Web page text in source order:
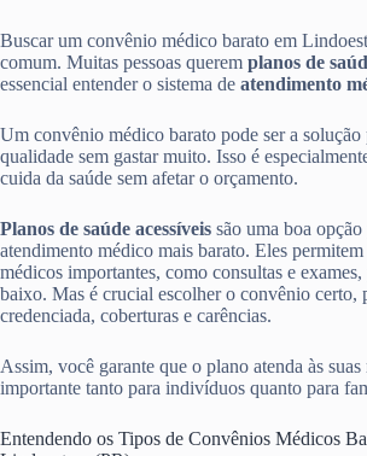
Buscar um convênio médico barato em
comum. Muitas pessoas querem planos de
essencial entender o sistema de atendimento
Um convênio médico barato pode ser a solução
qualidade sem gastar muito. Isso é
cuida da saúde sem afetar o orçamento.
Planos de saúde acessíveis são uma boa
atendimento médico mais barato. Eles permitem
médicos importantes, como consultas e
baixo. Mas é crucial escolher o convênio certo,
credenciada, coberturas e carências.
Assim, você garante que o plano atenda às suas
importante tanto para indivíduos quanto para
Entendendo os Tipos de Convênios Médicos